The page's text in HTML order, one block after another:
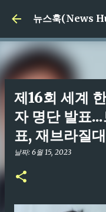
기본
뉴스훅(News
제16회 세계
자 명단 발표
표, 재브라질
날짜: 6월 15, 2023